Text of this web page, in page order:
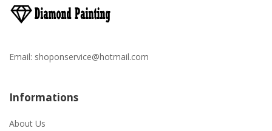
Email: shoponservice@hotmail.com
Informations
About Us